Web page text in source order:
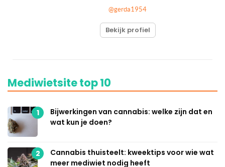
@gerda1954
Bekijk profiel
Mediwietsite top 10
1
Bijwerkingen van cannabis: welke zijn dat en
wat kun je doen?
2
Cannabis thuisteelt: kweektips voor wie wat
meer mediwiet nodig heeft